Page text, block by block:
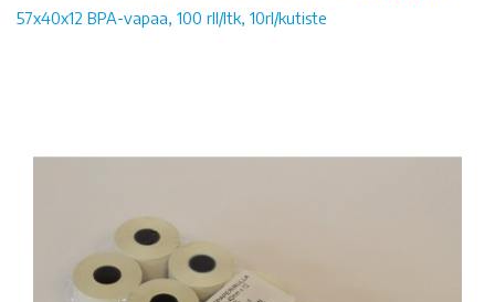
57x40x12 BPA-vapaa, 100 rll/ltk, 10rl/kutiste